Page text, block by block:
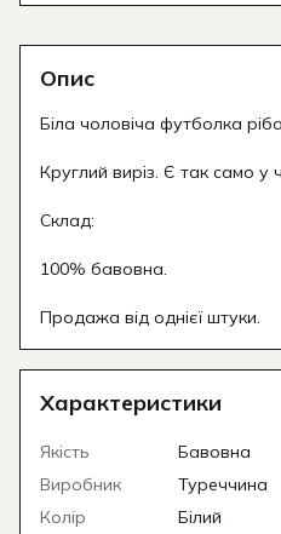
Опис
Біла чоловіча футболка
Круглий виріз. Є так само у
Склад:
100% бавовна.
Продажа від однієї штуки.
Характеристики
Якість
Бавовна
Виробник
Туреччина
Колір
Білий